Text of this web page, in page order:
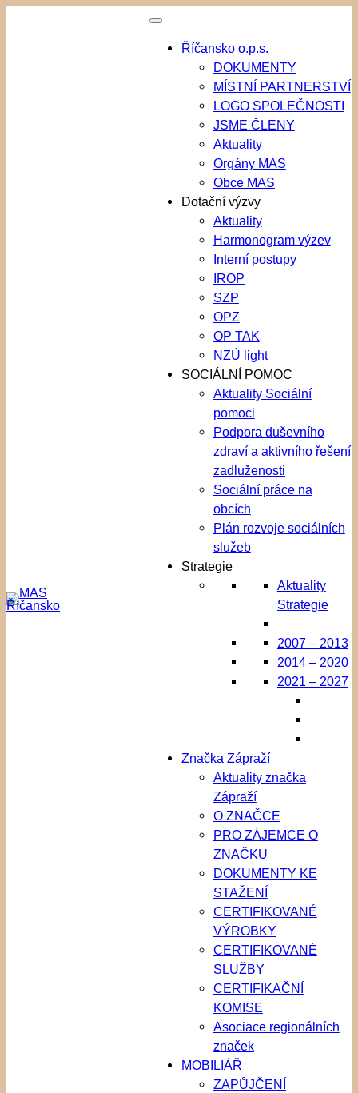
Říčansko o.p.s.
DOKUMENTY
MÍSTNÍ PARTNERSTVÍ
LOGO SPOLEČNOSTI
JSME ČLENY
Aktuality
Orgány MAS
Obce MAS
Dotační výzvy
Aktuality
Harmonogram výzev
Interní postupy
IROP
SZP
OPZ
OP TAK
NZÚ light
SOCIÁLNÍ POMOC
Aktuality Sociální
pomoci
Podpora duševního
zdraví a aktivního řešení
zadluženosti
Sociální práce na
obcích
Plán rozvoje sociálních
služeb
Strategie
Aktuality
Strategie
2007 – 2013
2014 – 2020
2021 – 2027
Značka Zápraží
Aktuality značka
Zápraží
O ZNAČCE
PRO ZÁJEMCE O
ZNAČKU
DOKUMENTY KE
STAŽENÍ
CERTIFIKOVANÉ
VÝROBKY
CERTIFIKOVANÉ
SLUŽBY
CERTIFIKAČNÍ
KOMISE
Asociace regionálních
značek
MOBILIÁŘ
ZAPŮJČENÍ